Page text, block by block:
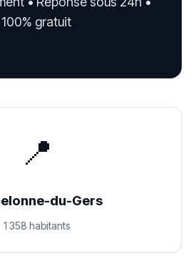
100% gratuit
📍
du-Gers
1 358 habitants